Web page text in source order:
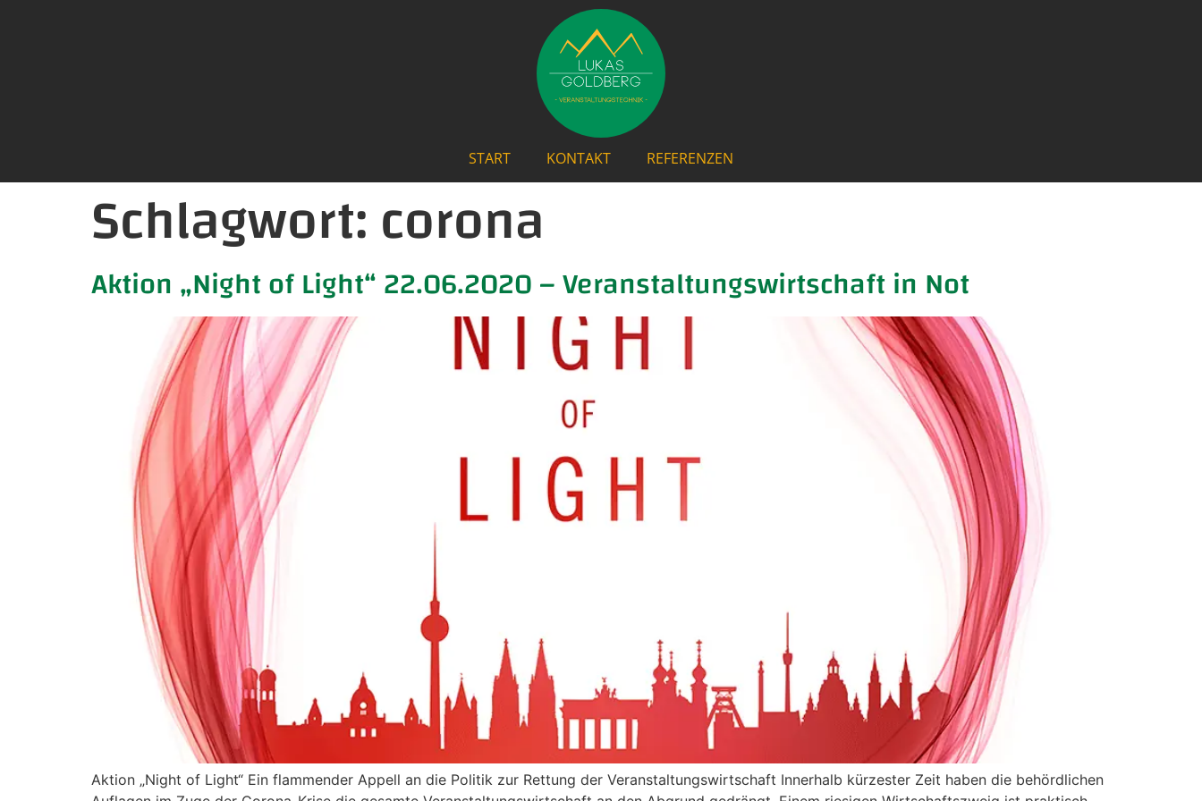
START KONTAKT REFERENZEN
Schlagwort:corona
Aktion „Night of Light“ 22.06.2020 – Veranstaltungswirtschaft in Not
Aktion „Night of Light“ Ein flammender Appell an die Politik zur Rettung der Veranstaltungswirtschaft Innerhalb kürzester Zeit haben die behördlichen